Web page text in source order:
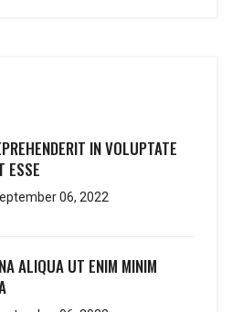
IN VOLUPTATE
ESSE
06, 2022
ALIQUA UT ENIM MINIM